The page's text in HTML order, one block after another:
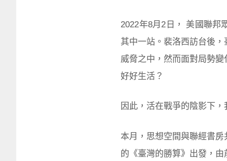
2022年8月2日， 美國聯邦
其中一站。裴洛西訪台後
威脅之中，然而面對局勢
好好生活？
因此，活在戰爭的陰影下
本月，思想空間與聯經書
的《臺灣的勝算》出發，